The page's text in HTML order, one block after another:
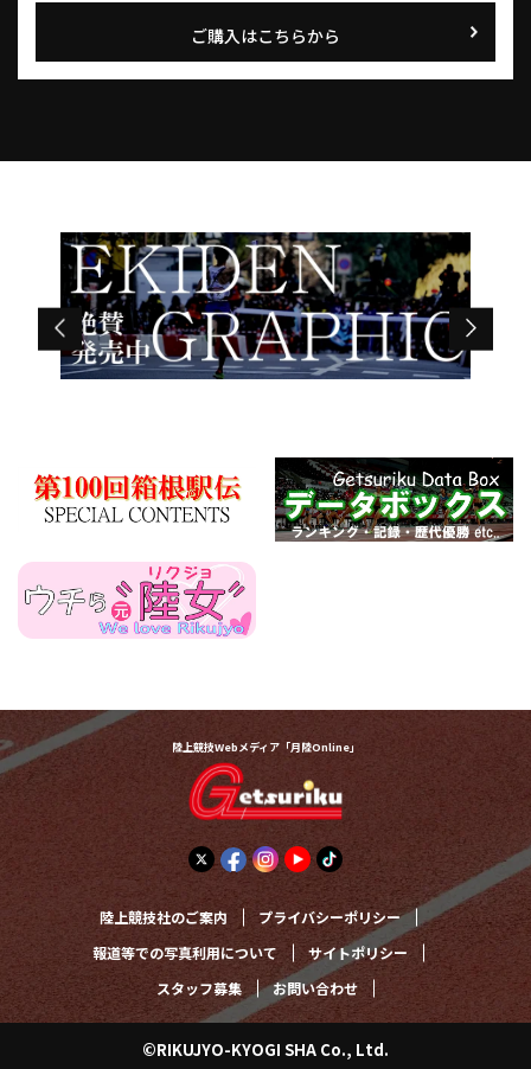
ご購入はこちらから
陸上競技Webメディア「月陸Online」
陸上競技社のご案内 プライバシーポリシー
報道等での写真利用について サイトポリシー
スタッフ募集 お問い合わせ
©RIKUJYO-KYOGI SHA Co., Ltd.